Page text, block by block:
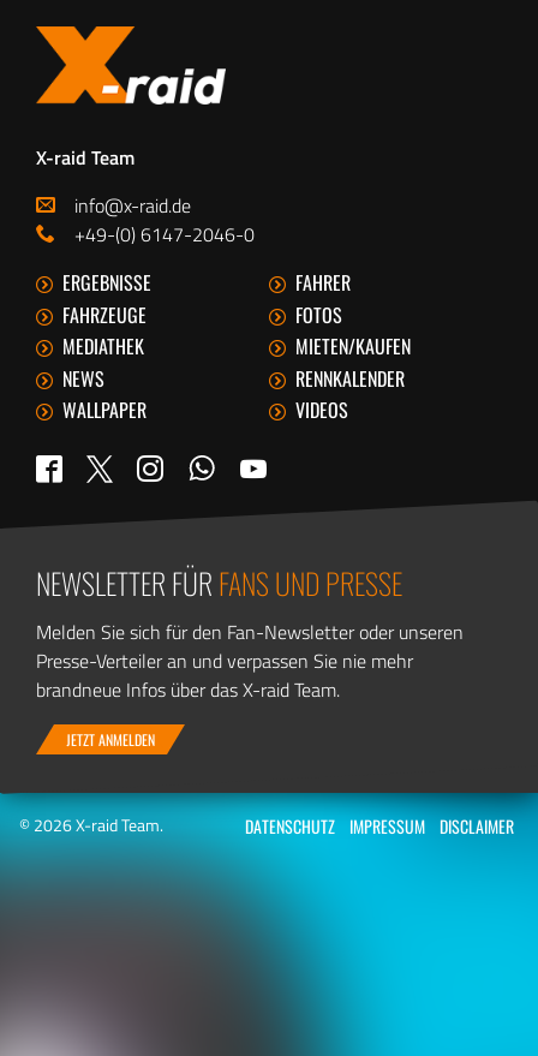
X-raid Team
info@x-raid.de
+49-(0) 6147-2046-0
ERGEBNISSE
FAHRER
FAHRZEUGE
FOTOS
MEDIATHEK
MIETEN/KAUFEN
NEWS
RENNKALENDER
WALLPAPER
VIDEOS
Facebook
Twitter Instagram
WhatsApp
NEWSLETTER FÜRFANS UND PRESSE
Melden Sie sich für den Fan-Newsletter oder unseren
Presse-Verteiler an und verpassen Sie nie mehr
brandneue Infos über das X-raid Team.
JETZT ANMELDEN
© 2026 X-raid Team. DATENSCHUTZ IMPRESSUM DISCLAIMER